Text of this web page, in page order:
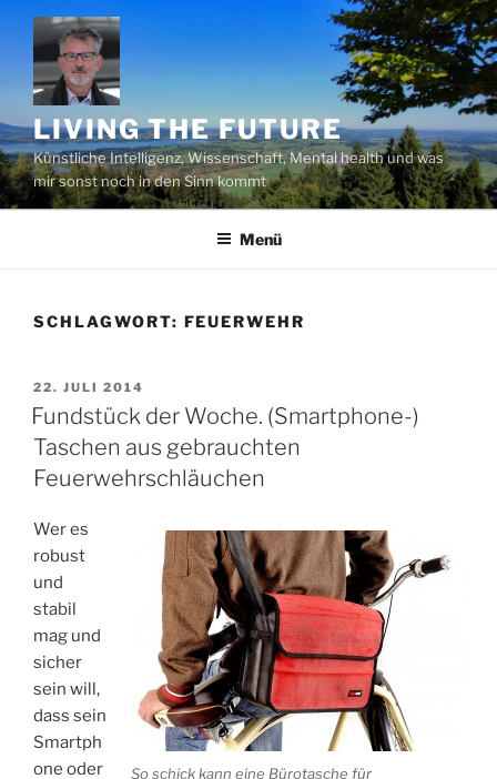
Zum
Inhalt
springen
LIVING THE FUTURE
Künstliche Intelligenz, Wissenschaft, Mental health und was
mir sonst noch in den Sinn kommt
Menü
SCHLAGWORT: FEUERWEHR
VERÖFFENTLICHT
AM
22. JULI 2014
Fundstück der Woche. (Smartphone-)
Taschen aus gebrauchten
Feuerwehrschläuchen
So schick kann eine Bürotasche für
Wer es
robust
und
stabil
mag und
sicher
sein will,
dass sein
Smartph
one oder